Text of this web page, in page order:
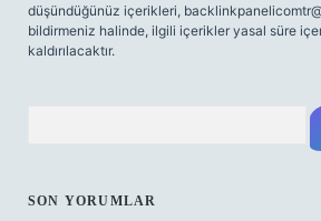
düşündüğünüz içerikleri,
bildirmeniz halinde, ilgili içerikler yasal süre
kaldırılacaktır.
SON YORUMLAR